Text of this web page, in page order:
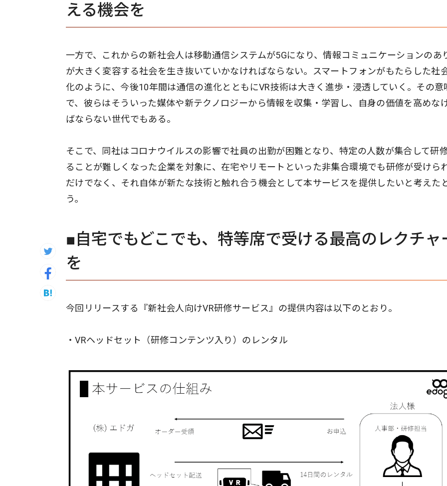
える機会を
一方で、これからの新社会人は移動通信システムが5Gになり、情報コミュニケーションのあ
が大きく変容する社会を生き抜いていかなければならない。スマートフォンがもたらした社
化のように、今後10年間は通信の進化とともにVR技術は大きく進歩・浸透していく。その意
で、彼らはそういった媒体や新テクノロジーから情報を収集・学習し、自身の価値を高めな
ばならない世代でもある。
そこで、同社はコロナウイルスの影響で社員の出勤が困難となり、特定の人数が集合して研
ることが難しくなった企業を対象に、在宅やリモートといった非集合環境でも研修が受けら
だけでなく、それ自体が新たな技術と触れ合う機会として本サービスを提供したいと考えた
う。
■自宅でもどこでも、特等席で受ける最高のレクチャ
を
今回リリースする『新社会人向けVR研修サービス』の提供内容は以下のとおり。
・VRヘッドセット（研修コンテンツ入り）のレンタル